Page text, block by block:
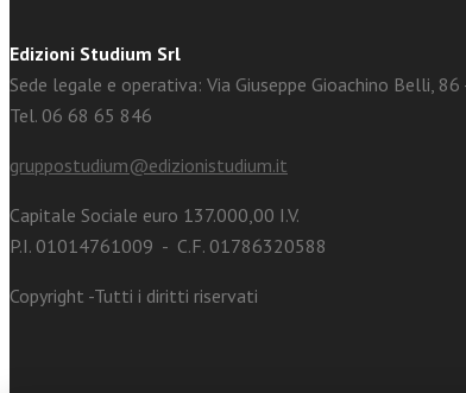
Edizioni Studium Srl
Sede legale e operativa: Via Giuseppe Gioachino Belli,
Tel. 06 68 65 846
gruppostudium@edizionistudium.it
Capitale Sociale euro 137.000,00 I.V.
P.I. 01014761009 - C.F. 01786320588
Copyright -Tutti i diritti riservati